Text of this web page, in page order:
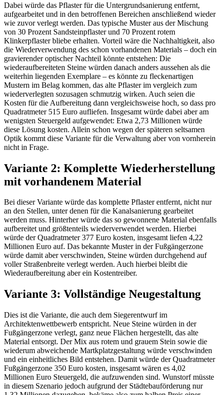
Dabei würde das Pflaster für die Untergrundsanierung entfernt,
aufgearbeitet und in den betroffenen Bereichen anschließend wieder
wie zuvor verlegt werden. Das typische Muster aus der Mischung
von 30 Prozent Sandsteinpflaster und 70 Prozent rotem
Klinkerpflaster bliebe erhalten. Vorteil wäre die Nachhaltigkeit, also
die Wiederverwendung des schon vorhandenen Materials – doch ein
gravierender optischer Nachteil könnte entstehen: Die
wiederaufbereiteten Steine würden danach anders aussehen als die
weiterhin liegenden Exemplare – es könnte zu fleckenartigen
Mustern im Belag kommen, das alte Pflaster im vergleich zum
wiederverlegten sozusagen schmutzig wirken. Auch seien die
Kosten für die Aufbereitung dann vergleichsweise hoch, so dass pro
Quadratmeter 515 Euro aufliefen. Insgesamt würde dabei aber am
wenigsten Steuergeld aufgewendet: Etwa 2,73 Millionen würde
diese Lösung kosten. Allein schon wegen der späteren seltsamen
Optik kommt diese Variante für die Verwaltung aber von vornherein
nicht in Frage.
Variante 2: Komplette Wiederherstellung
mit vorhandenem Material
Bei dieser Variante würde das komplette Pflaster entfernt, nicht nur
an den Stellen, unter denen für die Kanalsanierung gearbeitet
werden muss. Hinterher würde das so gewonnene Material ebenfalls
aufbereitet und größtenteils wiederverwendet werden. Hierbei
würde der Quadratmeter 377 Euro kosten, insgesamt liefen 4,22
Millionen Euro auf. Das bekannte Muster in der Fußgängerzone
würde damit aber verschwinden, Steine würden durchgehend auf
voller Straßenbreite verlegt werden. Auch hierbei bleibt die
Wiederaufbereitung aber ein Kostentreiber.
Variante 3: Vollständige Neugestaltung
Dies ist die Variante, die auch dem Siegerentwurf im
Architektenwettbewerb entspricht. Neue Steine würden in der
Fußgängerzone verlegt, ganz neue Flächen hergestellt, das alte
Material entsorgt. Der Mix aus rotem und grauem Stein sowie die
wiederum abweichende Martkplatzgestaltung würde verschwinden
und ein einheitliches Bild entstehen. Damit würde der Quadratmeter
Fußgängerzone 350 Euro kosten, insgesamt wären es 4,02
Millionen Euro Steuergeld, die aufzuwenden sind. Wunstorf müsste
in diesem Szenario jedoch aufgrund der Städtebauförderung nur